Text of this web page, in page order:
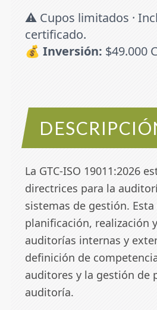
⚠️ Cupos limitados ·
certificado.
💰 Inversión: $49.000
La GTC-ISO 19011:2026
directrices para la
sistemas de gestión.
planificación, realización
auditorías internas y
definición de
auditores y la gestión de
auditoría.